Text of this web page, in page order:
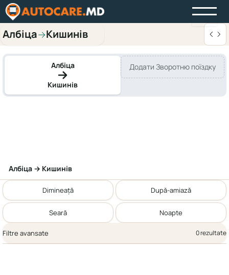
Албіца→Кишинів
Албіца
Кишинів
Додати Зворотню поїздку
Албіца → Кишинів
Dimineață După-amiază
Seară Noapte
Filtre avansate 0 rezultate